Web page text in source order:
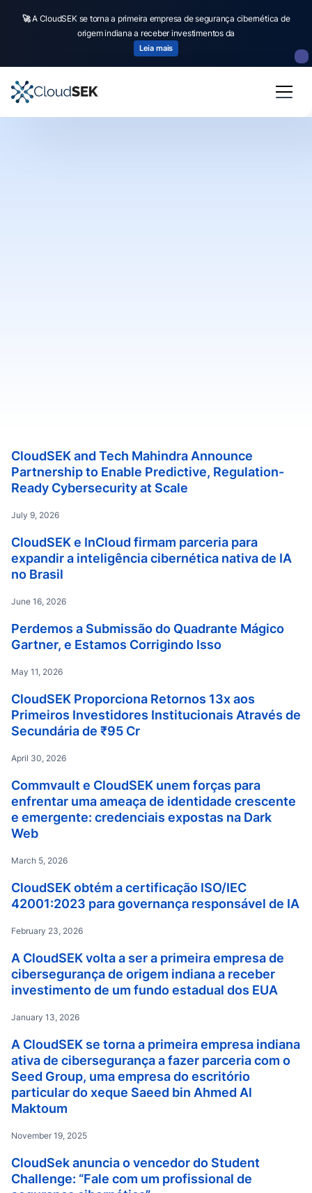
🚀A CloudSEK se torna a primeira empresa de segurança cibernética de
origem indiana a receber investimentos da
Leia mais
CloudSEK and Tech Mahindra Announce
Partnership to Enable Predictive, Regulation-
Ready Cybersecurity at Scale
July 9, 2026
CloudSEK e InCloud firmam parceria para
expandir a inteligência cibernética nativa de IA
no Brasil
June 16, 2026
Perdemos a Submissão do Quadrante Mágico
Gartner, e Estamos Corrigindo Isso
May 11, 2026
CloudSEK Proporciona Retornos 13x aos
Primeiros Investidores Institucionais Através de
Secundária de ₹95 Cr
April 30, 2026
Commvault e CloudSEK unem forças para
enfrentar uma ameaça de identidade crescente
e emergente: credenciais expostas na Dark
Web
March 5, 2026
CloudSEK obtém a certificação ISO/IEC
42001:2023 para governança responsável de IA
February 23, 2026
A CloudSEK volta a ser a primeira empresa de
cibersegurança de origem indiana a receber
investimento de um fundo estadual dos EUA
January 13, 2026
A CloudSEK se torna a primeira empresa indiana
ativa de cibersegurança a fazer parceria com o
Seed Group, uma empresa do escritório
particular do xeque Saeed bin Ahmed Al
Maktoum
November 19, 2025
CloudSek anuncia o vencedor do Student
Challenge: “Fale com um profissional de